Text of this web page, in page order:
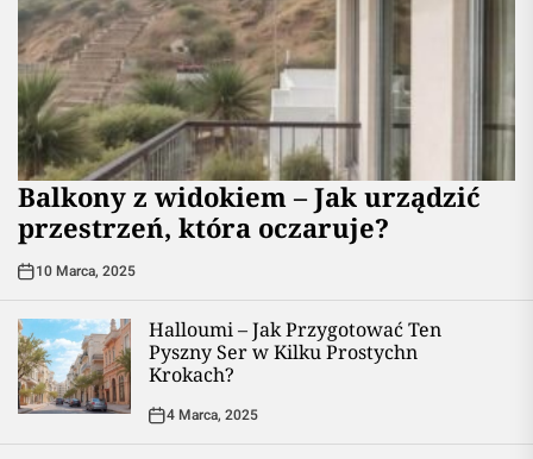
Balkony z widokiem – Jak urządzić
przestrzeń, która oczaruje?
10 Marca, 2025
Halloumi – Jak Przygotować Ten
Pyszny Ser w Kilku Prostychn
Krokach?
4 Marca, 2025